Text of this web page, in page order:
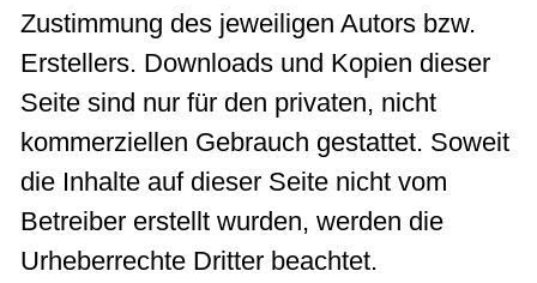
Zustimmung des jeweiligen Autors bzw.
Erstellers. Downloads und Kopien dieser
Seite sind nur für den privaten, nicht
kommerziellen Gebrauch gestattet. Soweit
die Inhalte auf dieser Seite nicht vom
Betreiber erstellt wurden, werden die
Urheberrechte Dritter beachtet.